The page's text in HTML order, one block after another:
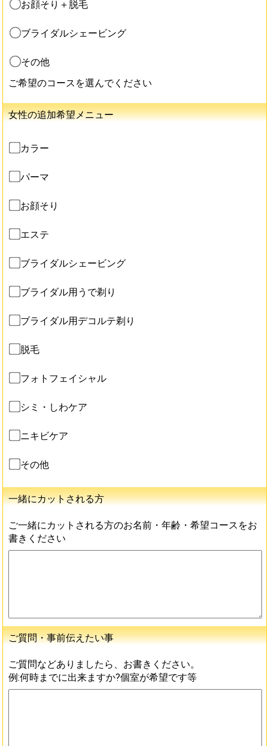
お顔そり＋脱毛
ブライダルシェービング
その他
ご希望のコースを選んでください
女性の追加希望メニュー
カラー
パーマ
お顔そり
エステ
ブライダルシェービング
ブライダル用うで剃り
ブライダル用デコルテ剃り
脱毛
フォトフェイシャル
シミ・しわケア
ニキビケア
その他
一緒にカットされる方
ご一緒にカットされる方のお名前・年齢・希望コースをお
書きください
ご質問・事前伝えたい事
ご質問などありましたら、お書きください。
例:何時までに出来ますか?個室が希望です等